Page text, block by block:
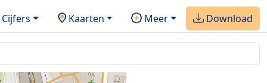
Cijfers Kaarten Meer Download